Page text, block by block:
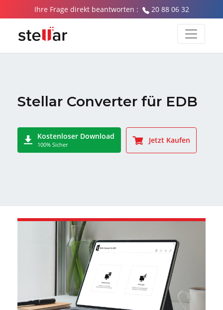
Ihre Frage direkt beantworten : 20 88 06 32
Stellar Converter für EDB
Kostenloser Download
100% Sicher
Jetzt Kaufen